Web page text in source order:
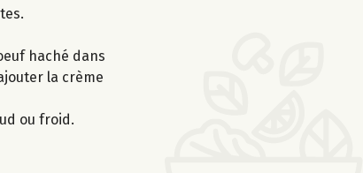
haché dans
la crème
ou froid.